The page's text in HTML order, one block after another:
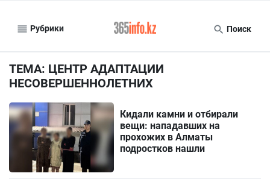
Рубрики Поиск
ТЕМА: ЦЕНТР АДАПТАЦИИ
НЕСОВЕРШЕННОЛЕТНИХ
Кидали камни и отбирали
вещи: нападавших на
прохожих в Алматы
подростков нашли